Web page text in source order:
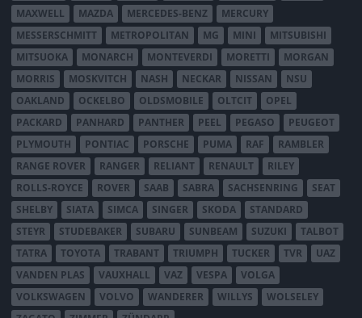
MAXWELL
MAZDA MERCEDES-BENZ
MERCURY
MESSERSCHMITT
METROPOLITAN MG MINI
MITSUBISHI
MITSUOKA
MONARCH MONTEVERDI MORETTI
MORGAN
MORRIS
MOSKVITCH NASH NECKAR NISSAN
NSU
OAKLAND
OCKELBO OLDSMOBILE OLTCIT
OPEL
PACKARD
PANHARD PANTHER PEEL PEGASO
PEUGEOT
PLYMOUTH
PONTIAC PORSCHE PUMA RAF
RAMBLER
RANGE ROVER
RANGER RELIANT RENAULT
RILEY
ROLLS-ROYCE
ROVER SAAB SABRA SACHSENRING
SEAT
SHELBY
SIATA SIMCA SINGER SKODA
STANDARD
STEYR
STUDEBAKER SUBARU SUNBEAM SUZUKI
TALBOT
TATRA
TOYOTA TRABANT TRIUMPH TUCKER TVR
UAZ
VANDEN PLAS
VAUXHALL VAZ VESPA
VOLGA
VOLKSWAGEN
VOLVO WANDERER WILLYS
WOLSELEY